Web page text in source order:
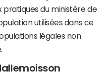
du ministère de
utilisées dans ce
légales non